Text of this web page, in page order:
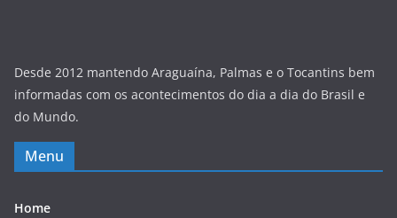
Desde 2012 mantendo Araguaína, Palmas e o Tocantins bem
informadas com os acontecimentos do dia a dia do Brasil e
do Mundo.
Menu
Home